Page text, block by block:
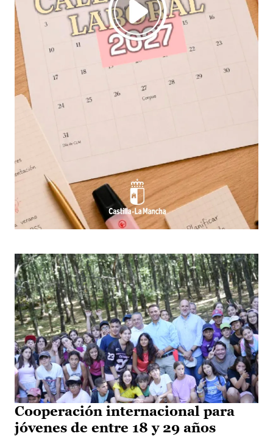
Cooperación internacional para
jóvenes de entre 18 y 29 años